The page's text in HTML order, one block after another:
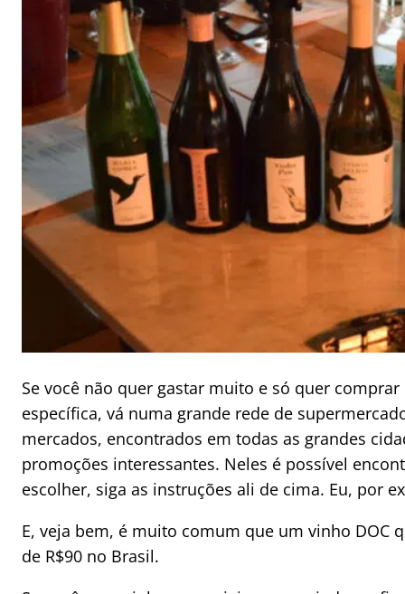
Se você não quer gastar muito e só quer
específica, vá numa grande rede de
mercados, encontrados em todas as grandes
promoções interessantes. Neles é possível
escolher, siga as instruções ali de cima. Eu, por
E, veja bem, é muito comum que um vinho DOC
de R$90 no Brasil.